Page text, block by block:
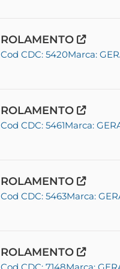
ROLAMENTO
Cod CDC: 5420Marca:
ROLAMENTO
Cod CDC: 5461Marca:
ROLAMENTO
Cod CDC: 5463Marca:
ROLAMENTO
Cod CDC: 7148Marca: